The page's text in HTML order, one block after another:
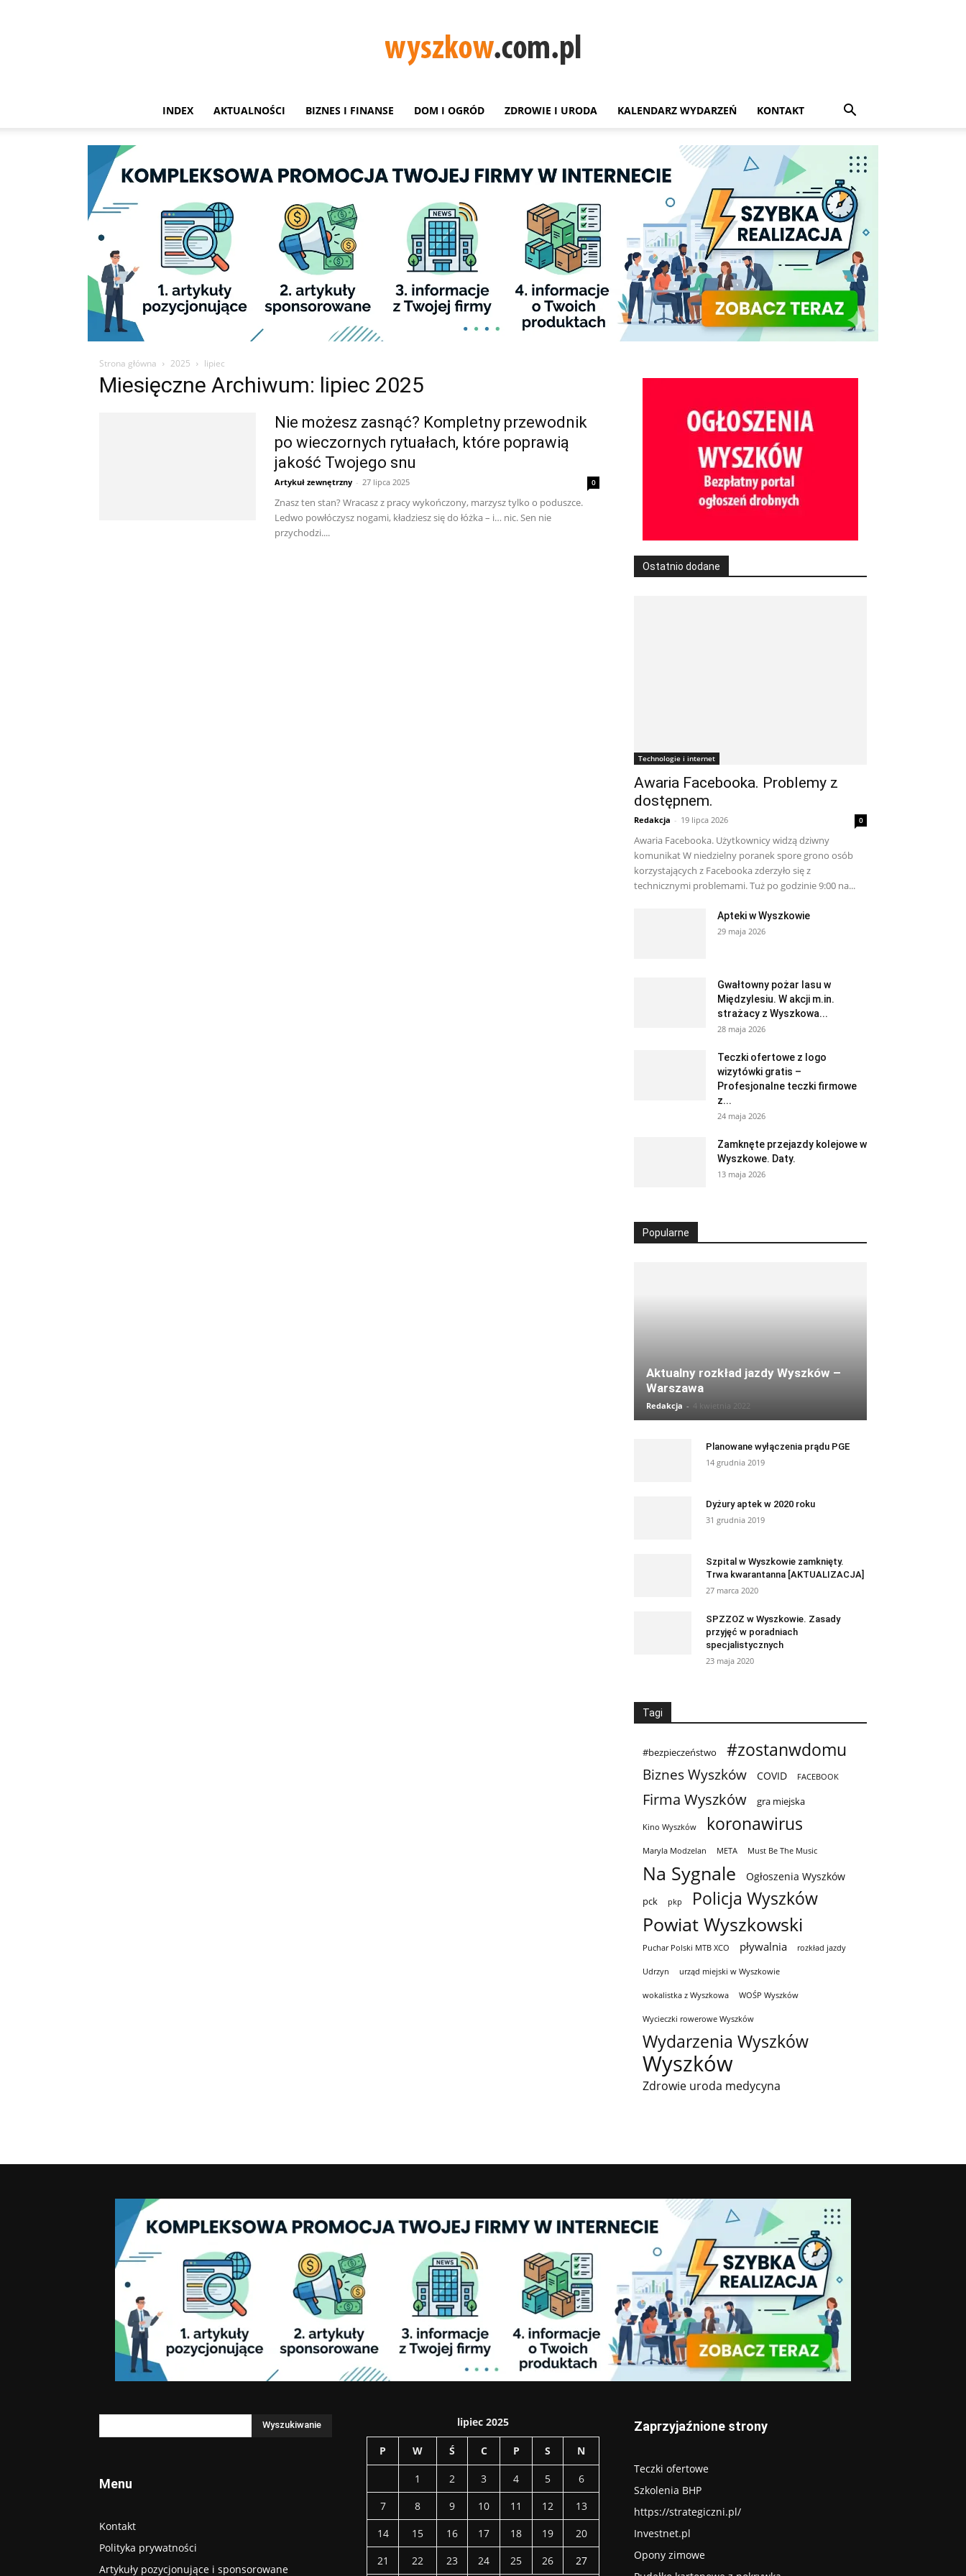
INDEX AKTUALNOŚCI BIZNES I FINANSE DOM I OGRÓD ZDROWIE I URODA KALENDARZ WYDARZEŃ KONTAKT
Strona główna 2025 lipiec
Miesięczne Archiwum: lipiec 2025
​​Nie możesz zasnąć? Kompletny przewodnik
po wieczornych rytuałach, które poprawią
jakość Twojego snu
Artykuł zewnętrzny - 27 lipca 2025 0
Znasz ten stan? Wracasz z pracy wykończony, marzysz tylko o poduszce.
Ledwo powłóczysz nogami, kładziesz się do łóżka – i… nic. Sen nie
przychodzi....
Ostatnio dodane
Technologie i internet
Awaria Facebooka. Problemy z
dostępnem.
Redakcja - 19 lipca 2026 0
Awaria Facebooka. Użytkownicy widzą dziwny
komunikat W niedzielny poranek spore grono osób
korzystających z Facebooka zderzyło się z
technicznymi problemami. Tuż po godzinie 9:00 na...
Apteki w Wyszkowie
29 maja 2026
Gwałtowny pożar lasu w
Międzylesiu. W akcji m.in.
strażacy z Wyszkowa...
28 maja 2026
Teczki ofertowe z logo
wizytówki gratis –
Profesjonalne teczki firmowe
z...
24 maja 2026
Zamknęte przejazdy kolejowe w
Wyszkowe. Daty.
13 maja 2026
Popularne
Aktualny rozkład jazdy Wyszków –
Warszawa
Redakcja - 4 kwietnia 2022
Planowane wyłączenia prądu PGE
14 grudnia 2019
Dyżury aptek w 2020 roku
31 grudnia 2019
Szpital w Wyszkowie zamknięty.
Trwa kwarantanna [AKTUALIZACJA]
27 marca 2020
SPZZOZ w Wyszkowie. Zasady
przyjęć w poradniach
specjalistycznych
23 maja 2020
Tagi
#bezpieczeństwo #zostanwdomu
Biznes Wyszków COVID FACEBOOK
Firma Wyszków gra miejska
Kino Wyszków koronawirus
Maryla Modzelan META Must Be The Music
Na Sygnale Ogłoszenia Wyszków
pck pkp Policja Wyszków
Powiat Wyszkowski
Puchar Polski MTB XCO pływalnia rozkład jazdy
Udrzyn urząd miejski w Wyszkowie
wokalistka z Wyszkowa WOŚP Wyszków
Wycieczki rowerowe Wyszków
Wydarzenia Wyszków
Wyszków
Zdrowie uroda medycyna
Menu
Kontakt
Polityka prywatności
Artykuły pozycjonujące i sponsorowane
lipiec 2025
P W Ś C P S N
1 2 3 4 5
6
7
8 9 10 11 12
13
14
15 16 17 18 19
20
21
22 23 24 25 26 27
Zaprzyjaźnione strony
Teczki ofertowe
Szkolenia BHP
https://strategiczni.pl/
Investnet.pl
Opony zimowe